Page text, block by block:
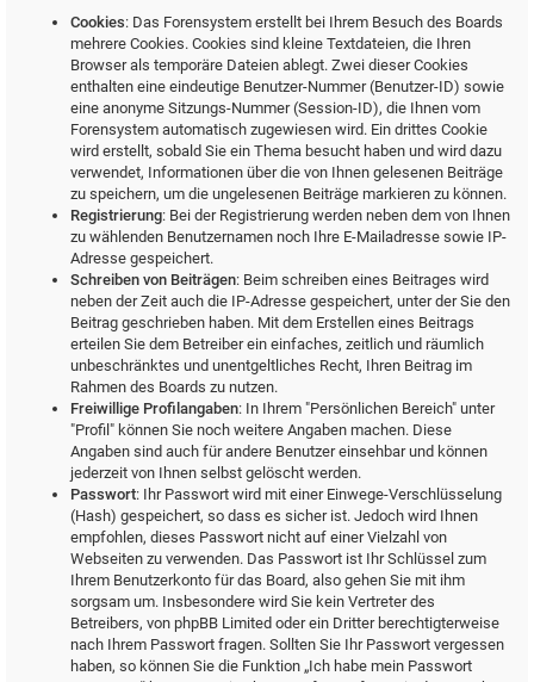
Cookies: Das Forensystem erstellt bei Ihrem Besuch des Boards
mehrere Cookies. Cookies sind kleine Textdateien, die Ihren
Browser als temporäre Dateien ablegt. Zwei dieser Cookies
enthalten eine eindeutige Benutzer-Nummer (Benutzer-ID) sowie
eine anonyme Sitzungs-Nummer (Session-ID), die Ihnen vom
Forensystem automatisch zugewiesen wird. Ein drittes Cookie
wird erstellt, sobald Sie ein Thema besucht haben und wird dazu
verwendet, Informationen über die von Ihnen gelesenen Beiträge
zu speichern, um die ungelesenen Beiträge markieren zu können.
Registrierung: Bei der Registrierung werden neben dem von Ihnen
zu wählenden Benutzernamen noch Ihre E-Mailadresse sowie IP-
Adresse gespeichert.
Schreiben von Beiträgen: Beim schreiben eines Beitrages wird
neben der Zeit auch die IP-Adresse gespeichert, unter der Sie den
Beitrag geschrieben haben. Mit dem Erstellen eines Beitrags
erteilen Sie dem Betreiber ein einfaches, zeitlich und räumlich
unbeschränktes und unentgeltliches Recht, Ihren Beitrag im
Rahmen des Boards zu nutzen.
Freiwillige Profilangaben: In Ihrem "Persönlichen Bereich" unter
"Profil" können Sie noch weitere Angaben machen. Diese
Angaben sind auch für andere Benutzer einsehbar und können
jederzeit von Ihnen selbst gelöscht werden.
Passwort: Ihr Passwort wird mit einer Einwege-Verschlüsselung
(Hash) gespeichert, so dass es sicher ist. Jedoch wird Ihnen
empfohlen, dieses Passwort nicht auf einer Vielzahl von
Webseiten zu verwenden. Das Passwort ist Ihr Schlüssel zum
Ihrem Benutzerkonto für das Board, also gehen Sie mit ihm
sorgsam um. Insbesondere wird Sie kein Vertreter des
Betreibers, von phpBB Limited oder ein Dritter berechtigterweise
nach Ihrem Passwort fragen. Sollten Sie Ihr Passwort vergessen
haben, so können Sie die Funktion „Ich habe mein Passwort